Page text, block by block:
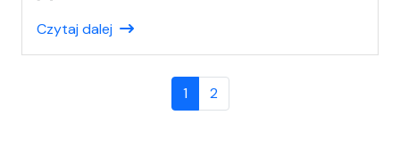
Czytaj dalej
Current Page
1 Page
2